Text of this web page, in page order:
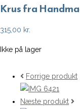
Krus fra
315,00 kr.
Ikke på lager
Forrige produkt
Næste produkt